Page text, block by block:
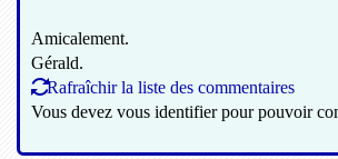
Amicalement.
Gérald.
Rafraîchir la liste des commentaires
Vous devez vous identifier pour pouvoir